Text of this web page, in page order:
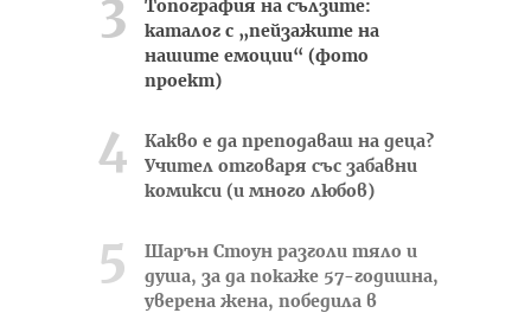
Топография на сълзите:
каталог с „пейзажите на
нашите емоции“ (фото
проект)
Какво е да преподаваш на деца?
Учител отговаря със забавни
комикси (и много любов)
Шарън Стоун разголи тяло и
душа, за да покаже 57-годишна,
уверена жена, победила в